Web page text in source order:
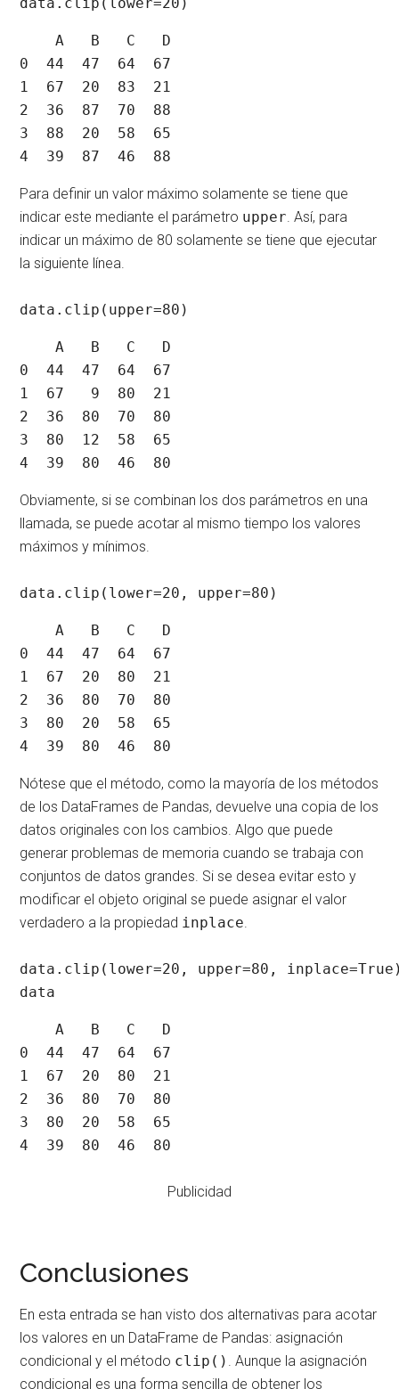
    A   B   C   D
0  44  47  64  67
1  67  20  83  21
2  36  87  70  88
3  88  20  58  65
4  39  87  46  88
Para definir un valor máximo solamente se tiene que
indicar este mediante el parámetro upper. Así, para
indicar un máximo de 80 solamente se tiene que ejecutar
la siguiente línea.
data.clip(upper=80)
    A   B   C   D
0  44  47  64  67
1  67   9  80  21
2  36  80  70  80
3  80  12  58  65
4  39  80  46  80
Obviamente, si se combinan los dos parámetros en una
llamada, se puede acotar al mismo tiempo los valores
máximos y mínimos.
data.clip(lower=20, upper=80)
    A   B   C   D
0  44  47  64  67
1  67  20  80  21
2  36  80  70  80
3  80  20  58  65
4  39  80  46  80
Nótese que el método, como la mayoría de los métodos
de los DataFrames de Pandas, devuelve una copia de los
datos originales con los cambios. Algo que puede
generar problemas de memoria cuando se trabaja con
conjuntos de datos grandes. Si se desea evitar esto y
modificar el objeto original se puede asignar el valor
verdadero a la propiedad inplace.
data.clip(lower=20, upper=80,
data
    A   B   C   D
0  44  47  64  67
1  67  20  80  21
2  36  80  70  80
3  80  20  58  65
4  39  80  46  80
Publicidad
Conclusiones
En esta entrada se han visto dos alternativas para acotar
los valores en un DataFrame de Pandas: asignación
condicional y el método clip() . Aunque la asignación
condicional es una forma sencilla de obtener los